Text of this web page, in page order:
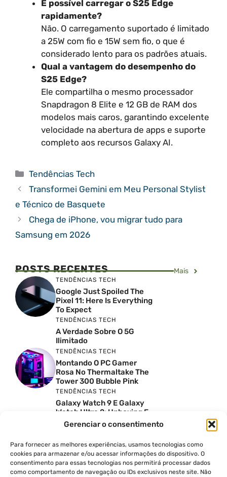
Gerenciar o consentimento
Para fornecer as melhores experiências, usamos tecnologias como
cookies para armazenar e/ou acessar informações do dispositivo. O
consentimento para essas tecnologias nos permitirá processar dados
como comportamento de navegação ou IDs exclusivos neste site. Não
É possível carregar o S25 Edge
rapidamente?
Não. O carregamento suportado é limitado
a 25W com fio e 15W sem fio, o que é
considerado lento para os padrões atuais.
Qual a vantagem do desempenho do
S25 Edge?
Ele compartilha o mesmo processador
Snapdragon 8 Elite e 12 GB de RAM dos
modelos mais caros, garantindo excelente
velocidade na abertura de apps e suporte
completo aos recursos Galaxy AI.
Categorias
Tendências Tech
Transformei Gemini em Meu Personal Stylist
e Técnico de Basquete
Chega de iPhone, vou migrar tudo para
Samsung em 2026
POSTS RECENTES Mais
TENDÊNCIAS TECH
Google Just Spoiled The
Pixel 11: Here Is Everything
To Expect
TENDÊNCIAS TECH
A Verdade Sobre O 5G
Ilimitado
TENDÊNCIAS TECH
Montando O PC Gamer
Rosa No Thermaltake The
Tower 300 Bubble Pink
TENDÊNCIAS TECH
Galaxy Watch 9 E Galaxy
Watch Ultra 2: Unboxing E
Preço No Brasil
Reviews Do YouTube Sao
Confiaveis? A Verdade Nao
E Tao Simples
TENDÊNCIAS TECH